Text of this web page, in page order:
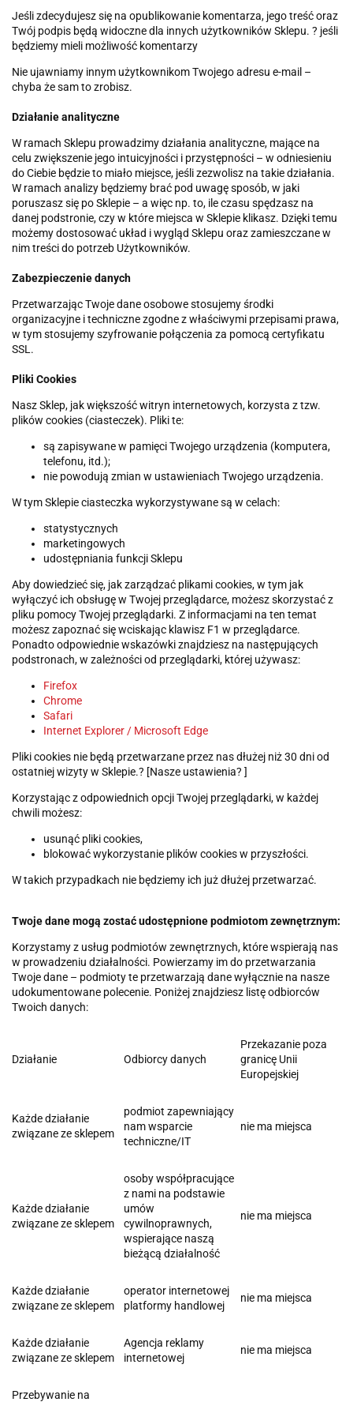
Jeśli zdecydujesz się na opublikowanie komentarza, jego treść oraz
Twój podpis będą widoczne dla innych użytkowników Sklepu. ? jeśli
będziemy mieli możliwość komentarzy
Nie ujawniamy innym użytkownikom Twojego adresu e-mail –
chyba że sam to zrobisz.
Działanie analityczne
W ramach Sklepu prowadzimy działania analityczne, mające na
celu zwiększenie jego intuicyjności i przystępności – w odniesieniu
do Ciebie będzie to miało miejsce, jeśli zezwolisz na takie działania.
W ramach analizy będziemy brać pod uwagę sposób, w jaki
poruszasz się po Sklepie – a więc np. to, ile czasu spędzasz na
danej podstronie, czy w które miejsca w Sklepie klikasz. Dzięki temu
możemy dostosować układ i wygląd Sklepu oraz zamieszczane w
nim treści do potrzeb Użytkowników.
Zabezpieczenie danych
Przetwarzając Twoje dane osobowe stosujemy środki
organizacyjne i techniczne zgodne z właściwymi przepisami prawa,
w tym stosujemy szyfrowanie połączenia za pomocą certyfikatu
SSL.
Pliki Cookies
Nasz Sklep, jak większość witryn internetowych, korzysta z tzw.
plików cookies (ciasteczek). Pliki te:
są zapisywane w pamięci Twojego urządzenia (komputera,
telefonu, itd.);
nie powodują zmian w ustawieniach Twojego urządzenia.
W tym Sklepie ciasteczka wykorzystywane są w celach:
statystycznych
marketingowych
udostępniania funkcji Sklepu
Aby dowiedzieć się, jak zarządzać plikami cookies, w tym jak
wyłączyć ich obsługę w Twojej przeglądarce, możesz skorzystać z
pliku pomocy Twojej przeglądarki. Z informacjami na ten temat
możesz zapoznać się wciskając klawisz F1 w przeglądarce.
Ponadto odpowiednie wskazówki znajdziesz na następujących
podstronach, w zależności od przeglądarki, której używasz:
Firefox
Chrome
Safari
Internet Explorer / Microsoft Edge
Pliki cookies nie będą przetwarzane przez nas dłużej niż 30 dni od
ostatniej wizyty w Sklepie.? [Nasze ustawienia? ]
Korzystając z odpowiednich opcji Twojej przeglądarki, w każdej
chwili możesz:
usunąć pliki cookies,
blokować wykorzystanie plików cookies w przyszłości.
W takich przypadkach nie będziemy ich już dłużej przetwarzać.
Twoje dane mogą zostać udostępnione podmiotom zewnętrznym:
Korzystamy z usług podmiotów zewnętrznych, które wspierają nas
w prowadzeniu działalności. Powierzamy im do przetwarzania
Twoje dane – podmioty te przetwarzają dane wyłącznie na nasze
udokumentowane polecenie. Poniżej znajdziesz listę odbiorców
Twoich danych:
Działanie Odbiorcy danych
Przekazanie poza
granicę Unii
Europejskiej
Każde działanie
związane ze sklepem
podmiot zapewniający
nam wsparcie
techniczne/IT
nie ma miejsca
Każde działanie
związane ze sklepem
osoby współpracujące
z nami na podstawie
umów
cywilnoprawnych,
wspierające naszą
bieżącą działalność
nie ma miejsca
Każde działanie
związane ze sklepem
operator internetowej
platformy handlowej
nie ma miejsca
Każde działanie
związane ze sklepem
Agencja reklamy
internetowej
nie ma miejsca
Przebywanie na